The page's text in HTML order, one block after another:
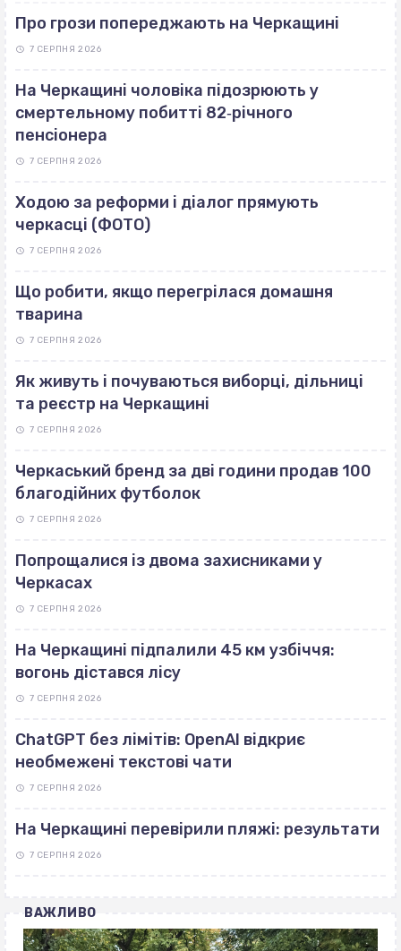
Про грози попереджають на Черкащині
7 СЕРПНЯ 2026
На Черкащині чоловіка підозрюють у
смертельному побитті 82‐річного
пенсіонера
7 СЕРПНЯ 2026
Ходою за реформи і діалог прямують
черкасці (ФОТО)
7 СЕРПНЯ 2026
Що робити, якщо перегрілася домашня
тварина
7 СЕРПНЯ 2026
Як живуть і почуваються виборці, дільниці
та реєстр на Черкащині
7 СЕРПНЯ 2026
Черкаський бренд за дві години продав 100
благодійних футболок
7 СЕРПНЯ 2026
Попрощалися із двома захисниками у
Черкасах
7 СЕРПНЯ 2026
На Черкащині підпалили 45 км узбіччя:
вогонь дістався лісу
7 СЕРПНЯ 2026
ChatGPT без лімітів: OpenAI відкриє
необмежені текстові чати
7 СЕРПНЯ 2026
На Черкащині перевірили пляжі: результати
7 СЕРПНЯ 2026
ВАЖЛИВО